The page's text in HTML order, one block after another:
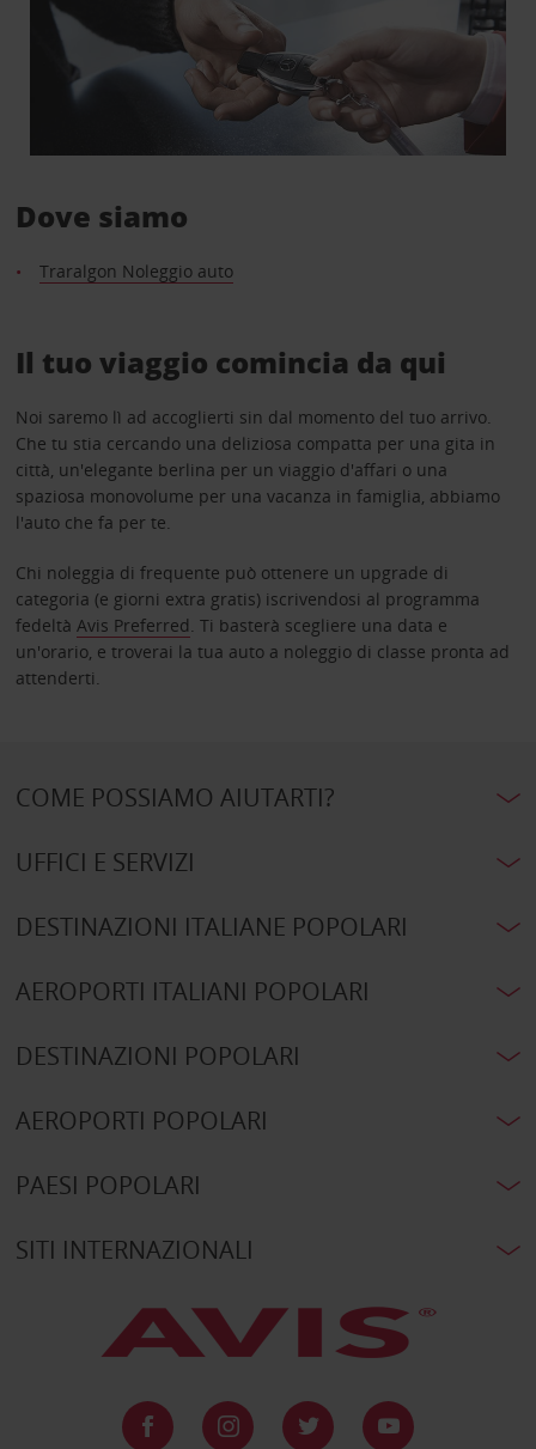
Dove siamo
Traralgon Noleggio auto
Il tuo viaggio comincia da qui
Noi saremo lì ad accoglierti sin dal momento del tuo arrivo.
Che tu stia cercando una deliziosa compatta per una gita in
città, un'elegante berlina per un viaggio d'affari o una
spaziosa monovolume per una vacanza in famiglia, abbiamo
l'auto che fa per te.
Chi noleggia di frequente può ottenere un upgrade di
categoria (e giorni extra gratis) iscrivendosi al programma
fedeltà Avis Preferred. Ti basterà scegliere una data e
un'orario, e troverai la tua auto a noleggio di classe pronta ad
attenderti.
COME POSSIAMO AIUTARTI?
UFFICI E SERVIZI
DESTINAZIONI ITALIANE POPOLARI
AEROPORTI ITALIANI POPOLARI
DESTINAZIONI POPOLARI
AEROPORTI POPOLARI
PAESI POPOLARI
SITI INTERNAZIONALI